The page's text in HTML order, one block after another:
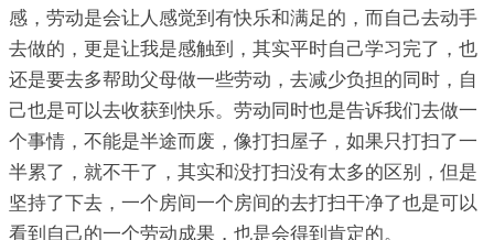
感，劳动是会让人感觉到有快乐和满足的，而自己去动手
去做的，更是让我是感触到，其实平时自己学习完了，也
还是要去多帮助父母做一些劳动，去减少负担的同时，自
己也是可以去收获到快乐。劳动同时也是告诉我们去做一
个事情，不能是半途而废，像打扫屋子，如果只打扫了一
半累了，就不干了，其实和没打扫没有太多的区别，但是
坚持了下去，一个房间一个房间的去打扫干净了也是可以
看到自己的一个劳动成果，也是会得到肯定的。